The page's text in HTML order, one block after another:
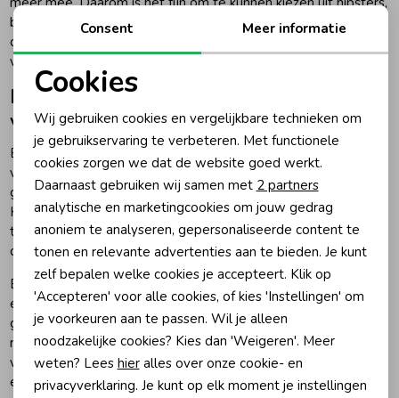
boxershorts, hemden, BH’s en topjes. Zo vind je makkelijker
ondergoed dat past bij de leeftijd, lichaamsbouw en voorkeur
van je kind.
Hipsters, boxershorts, hemden en topjes
voor meisjes
Binnen meisjes ondergoed zijn hipsters en boxershorts ideaal
voor dagelijks gebruik. Ze zitten vaak wat steviger en geven
genoeg bewegingsvrijheid tijdens school, sporten of spelen.
Hemden zijn prettig als extra laag onder een shirt, blouse of
trui, zeker op frisse dagen of wanneer je kind graag iets zachts
direct op de huid draagt.
BH’s en topjes zijn vooral handig voor meiden die toe zijn aan
een eerste topje of meer ondersteuning willen. Let daarbij
goed op draagcomfort: een topje moet mooi aansluiten, maar
niet knellen. We adviseren om verschillende modellen te
vergelijken, omdat het ene kind liever een zachte basic draagt
en het andere juist blij wordt van een set met print of kleur.
Noodzakelijke cookies
Personalisatie cookies
Analytische cookies
Marketing cookies
Consent Meer informatie
Cookies
Wij gebruiken cookies en vergelijkbare technieken om
je gebruikservaring te verbeteren. Met functionele
cookies zorgen we dat de website goed werkt.
Daarnaast gebruiken wij samen met 2 partners
analytische en marketingcookies om jouw gedrag
anoniem te analyseren, gepersonaliseerde content te
tonen en relevante advertenties aan te bieden. Je kunt
zelf bepalen welke cookies je accepteert. Klik op
'Accepteren' voor alle cookies, of kies 'Instellingen' om
je voorkeuren aan te passen. Wil je alleen
noodzakelijke cookies? Kies dan 'Weigeren'. Meer
weten? Lees hieralles over onze cookie- en
privacyverklaring. Je kunt op elk moment je instellingen